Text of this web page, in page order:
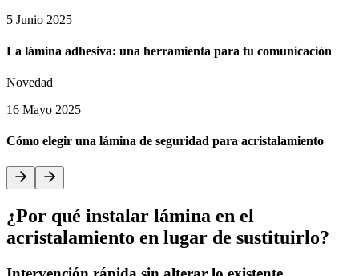
5 Junio 2025
La lámina adhesiva: una herramienta para tu comunicación
Novedad
16 Mayo 2025
Cómo elegir una lámina de seguridad para acristalamiento
¿Por qué instalar lámina en el
acristalamiento en lugar de sustituirlo?